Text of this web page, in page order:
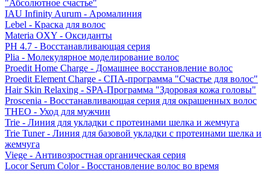
"Абсолютное счастье"
IAU Infinity Aurum - Аромалиния
Lebel - Краска для волос
Materia OXY - Оксиданты
PH 4.7 - Восстанавливающая серия
Plia - Молекулярное моделирование волос
Proedit Home Charge - Домашнее восстановление волос
Proedit Element Charge - СПА-программа "Счастье для волос"
Hair Skin Relaxing - SPA-Программа "Здоровая кожа головы"
Proscenia - Восстанавливающая серия для окрашенных волос
THEO - Уход для мужчин
Trie - Линия для укладки с протеинами шелка и жемчуга
Trie Tuner - Линия для базовой укладки с протеинами шелка и
жемчуга
Viege - Антивозростная органическая серия
Locor Serum Color - Восстановление волос во время